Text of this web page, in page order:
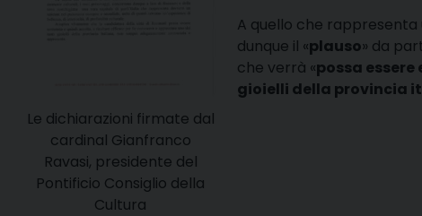
Le dichiarazioni firmate dal
cardinal Gianfranco
Ravasi, presidente del
Pontificio Consiglio della
Cultura
A quello che rappresenta
dunque il «plauso» da
che verrà «possa
gioielli della provincia